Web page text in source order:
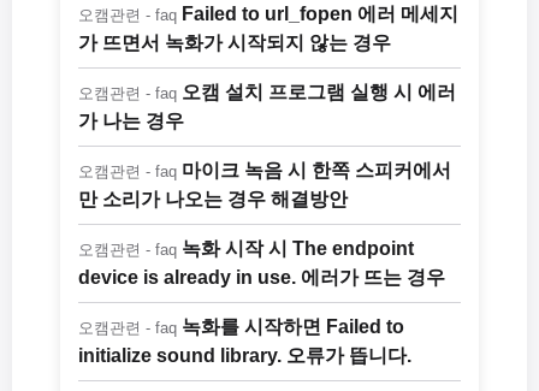
오캠관련 - faq Failed to url_fopen 에러 메세지
가 뜨면서 녹화가 시작되지 않는 경우
오캠관련 - faq 오캠 설치 프로그램 실행 시 에러
가 나는 경우
오캠관련 - faq 마이크 녹음 시 한쪽 스피커에서
만 소리가 나오는 경우 해결방안
오캠관련 - faq 녹화 시작 시 The endpoint
device is already in use. 에러가 뜨는 경우
오캠관련 - faq 녹화를 시작하면 Failed to
initialize sound library. 오류가 뜹니다.